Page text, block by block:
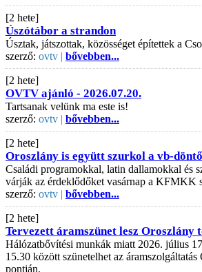
[2 hete]
Úszótábor a strandon
Úsztak, játszottak, közösséget építettek a
szerző: ovtv | bővebben...
[2 hete]
OVTV ajánló - 2026.07.20.
Tartsanak velünk ma este is!
szerző: ovtv | bővebben...
[2 hete]
Oroszlány is együtt szurkol a vb-
Családi programokkal, latin dallamokkal és
várják az érdeklődőket vasárnap a KFMKK
szerző: ovtv | bővebben...
[2 hete]
Tervezett áramszünet lesz Oroszlány
Hálózatbővítési munkák miatt 2026. július
15.30 között szünetelhet az
pontján.